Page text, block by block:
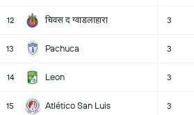
12 चिवस द ग्वाडलाहारा 3
13 Pachuca 3
14 Leon 3
15 Atlético San Luis 3